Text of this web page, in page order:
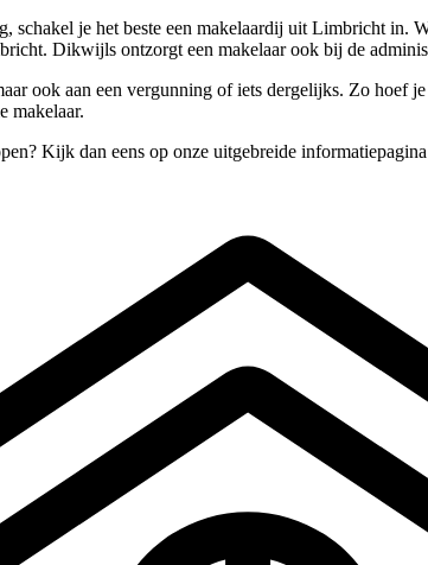
schakel je het beste een makelaardij uit Limbricht
Dikwijls ontzorgt een makelaar ook bij de
ook aan een vergunning of iets dergelijks. Zo
makelaar.
Kijk dan eens op onze uitgebreide